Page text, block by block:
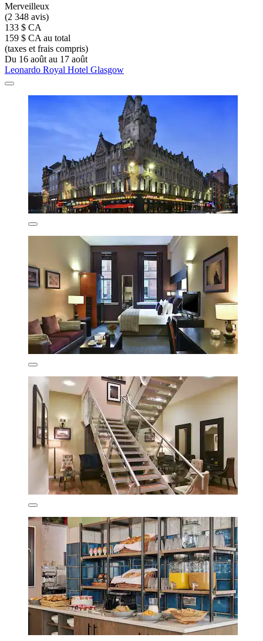
Merveilleux
(2 348 avis)
133 $ CA
159 $ CA au total
(taxes et frais compris)
Du 16 août au 17 août
Leonardo Royal Hotel Glasgow